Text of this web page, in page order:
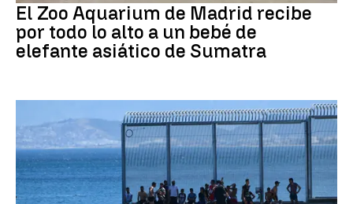
El Zoo Aquarium de Madrid recibe
por todo lo alto a un bebé de
elefante asiático de Sumatra